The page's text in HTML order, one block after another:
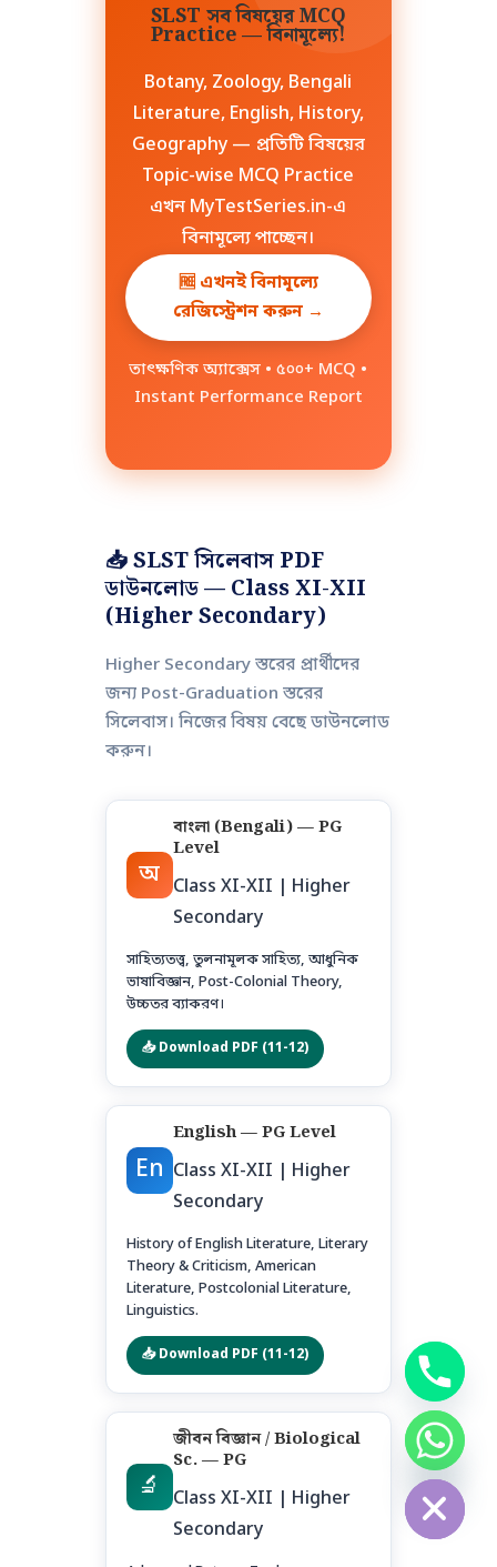
SLST সব বিষয়ের MCQ
Practice — বিনামূল্যে!
Botany, Zoology, Bengali
Literature, English, History,
Geography — প্রতিটি বিষয়ের
Topic-wise MCQ Practice
এখন MyTestSeries.in-এ
বিনামূল্যে পাচ্ছেন।
🆓 এখনই বিনামূল্যে
রেজিস্ট্রেশন করুন →
তাৎক্ষণিক অ্যাক্সেস • ৫০০+ MCQ •
Instant Performance Report
📥 SLST সিলেবাস PDF
ডাউনলোড — Class XI-XII
(Higher Secondary)
Higher Secondary স্তরের প্রার্থীদের
জন্য Post-Graduation স্তরের
সিলেবাস। নিজের বিষয় বেছে ডাউনলোড
করুন।
অ
বাংলা (Bengali) — PG
Level
Class XI-XII | Higher
Secondary
সাহিত্যতত্ত্ব, তুলনামূলক সাহিত্য, আধুনিক
ভাষাবিজ্ঞান, Post-Colonial Theory,
উচ্চতর ব্যাকরণ।
📥 Download PDF (11-12)
En
English — PG Level
Class XI-XII | Higher
Secondary
History of English Literature, Literary
Theory & Criticism, American
Literature, Postcolonial Literature,
Linguistics.
📥 Download PDF (11-12)
🔬
জীবন বিজ্ঞান / Biological
Sc. — PG
Class XI-XII | Higher
Secondary
Hide
chaty